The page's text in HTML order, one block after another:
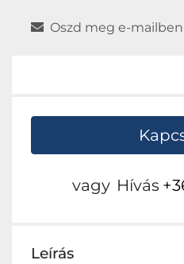
Oszd meg e-mailben
vagy Hívás
Leírás